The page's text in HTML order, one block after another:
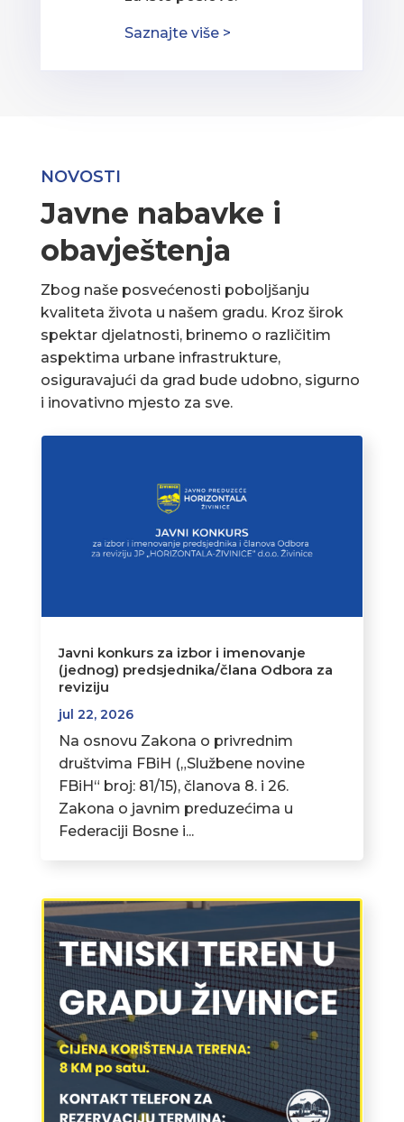
Saznajte više >
NOVOSTI
Javne nabavke i
obavještenja
Zbog naše posvećenosti poboljšanju
kvaliteta života u našem gradu. Kroz širok
spektar djelatnosti, brinemo o različitim
aspektima urbane infrastrukture,
osiguravajući da grad bude udobno, sigurno
i inovativno mjesto za sve.
Javni konkurs za izbor i imenovanje
(jednog) predsjednika/člana Odbora za
reviziju
jul 22, 2026
Na osnovu Zakona o privrednim
društvima FBiH („Službene novine
FBiH“ broj: 81/15), članova 8. i 26.
Zakona o javnim preduzećima u
Federaciji Bosne i...